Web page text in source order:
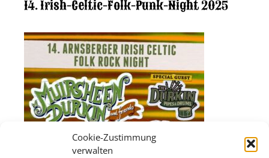
Cookie-Zustimmung
verwalten
14. Irish-Celtic-Folk-Punk-Night 2025